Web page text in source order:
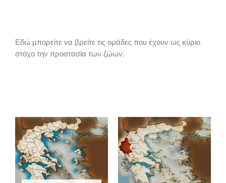
Εδώ μπορείτε να βρείτε τις ομάδες που έχουν ως κύριο
στόχο την προστασία των ζώων.